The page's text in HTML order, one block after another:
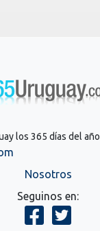
los 365 días del año
Nosotros
Seguinos en: